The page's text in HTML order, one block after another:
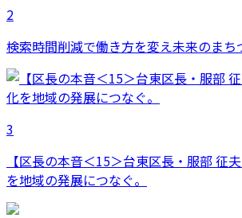
2
検索時間削減で働き方を変え未来のまち
3
【区長の本音＜15＞台東区長・服部 征
を地域の発展につなぐ。